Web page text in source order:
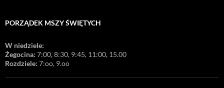
PORZĄDEK MSZY ŚWIĘTYCH
W niedziele:
Żegocina: 7:00, 8:30, 9:45, 11:00, 15.00
Rozdziele: 7:oo, 9.oo